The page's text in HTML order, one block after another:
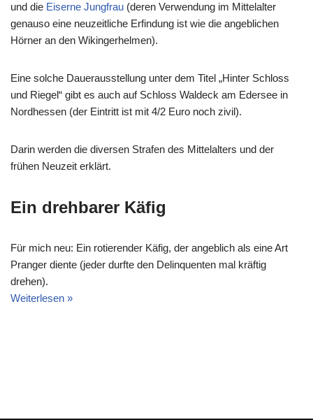
und die Eiserne Jungfrau (deren Verwendung im Mittelalter
genauso eine neuzeitliche Erfindung ist wie die angeblichen
Hörner an den Wikingerhelmen).
Eine solche Dauerausstellung unter dem Titel „Hinter Schloss
und Riegel“ gibt es auch auf Schloss Waldeck am Edersee in
Nordhessen (der Eintritt ist mit 4/2 Euro noch zivil).
Darin werden die diversen Strafen des Mittelalters und der
frühen Neuzeit erklärt.
Ein drehbarer Käfig
Für mich neu: Ein rotierender Käfig, der angeblich als eine Art
Pranger diente (jeder durfte den Delinquenten mal kräftig
drehen).
Weiterlesen »